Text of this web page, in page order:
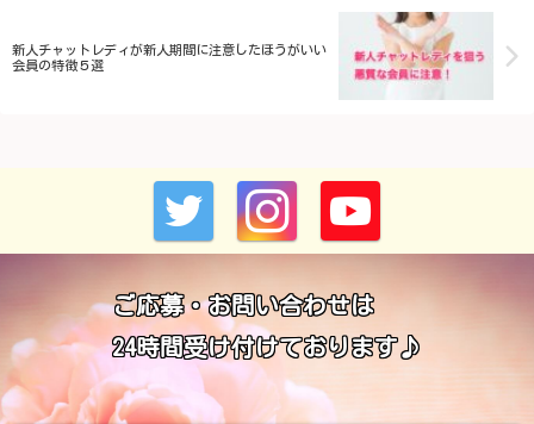
新人チャットレディが新人期間に注意したほうがいい
会員の特徴５選
ご応募・お問い合わせは
24時間受け付けております♪